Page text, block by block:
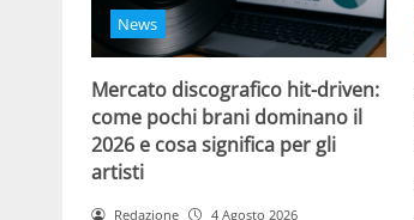
News
Mercato discografico hit-driven:
come pochi brani dominano il
2026 e cosa significa per gli
artisti
Redazione 4 Agosto 2026